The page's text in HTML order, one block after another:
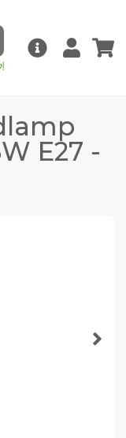
E27 -